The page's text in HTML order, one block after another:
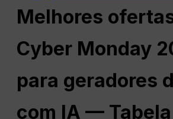
Melhores
Cyber Monday
para geradores
com IA — Tabela